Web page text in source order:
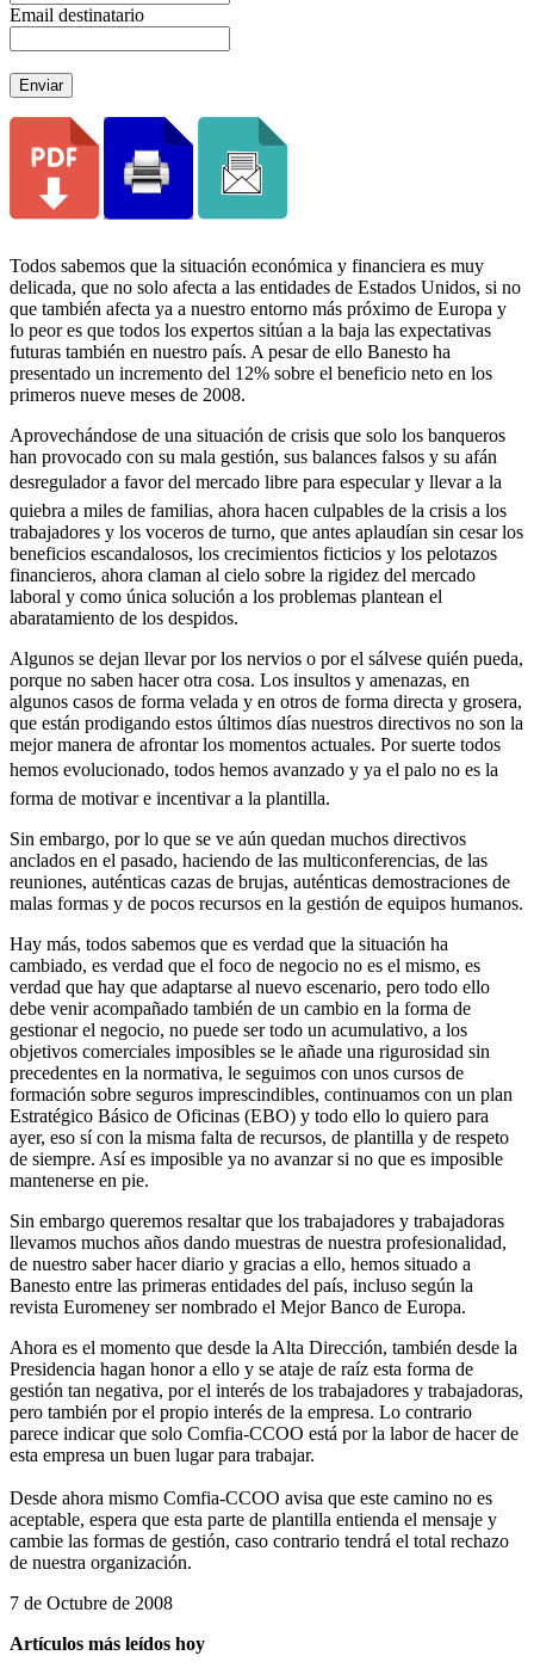
Email destinatario
Enviar
Todos sabemos que la situación económica y financiera es muy
delicada, que no solo afecta a las entidades de Estados Unidos, si no
que también afecta ya a nuestro entorno más próximo de Europa y
lo peor es que todos los expertos sitúan a la baja las expectativas
futuras también en nuestro país. A pesar de ello Banesto ha
presentado un incremento del 12% sobre el beneficio neto en los
primeros nueve meses de 2008.
Aprovechándose de una situación de crisis que solo los banqueros
han provocado con su mala gestión, sus balances falsos y su afán
desregulador a favor del mercado libre para especular y llevar a la
quiebra a miles de familias, ahora hacen culpables de la crisis a los
trabajadores y los voceros de turno, que antes aplaudían sin cesar los
beneficios escandalosos, los crecimientos ficticios y los pelotazos
financieros, ahora claman al cielo sobre la rigidez del mercado
laboral y como única solución a los problemas plantean el
abaratamiento de los despidos.
Algunos se dejan llevar por los nervios o por el sálvese quién pueda,
porque no saben hacer otra cosa. Los insultos y amenazas, en
algunos casos de forma velada y en otros de forma directa y grosera,
que están prodigando estos últimos días nuestros directivos no son la
mejor manera de afrontar los momentos actuales. Por suerte todos
hemos evolucionado, todos hemos avanzado y ya el palo no es la
forma de motivar e incentivar a la plantilla.
Sin embargo, por lo que se ve aún quedan muchos directivos
anclados en el pasado, haciendo de las multiconferencias, de las
reuniones, auténticas cazas de brujas, auténticas demostraciones de
malas formas y de pocos recursos en la gestión de equipos humanos.
Hay más, todos sabemos que es verdad que la situación ha
cambiado, es verdad que el foco de negocio no es el mismo, es
verdad que hay que adaptarse al nuevo escenario, pero todo ello
debe venir acompañado también de un cambio en la forma de
gestionar el negocio, no puede ser todo un acumulativo, a los
objetivos comerciales imposibles se le añade una rigurosidad sin
precedentes en la normativa, le seguimos con unos cursos de
formación sobre seguros imprescindibles, continuamos con un plan
Estratégico Básico de Oficinas (EBO) y todo ello lo quiero para
ayer, eso sí con la misma falta de recursos, de plantilla y de respeto
de siempre. Así es imposible ya no avanzar si no que es imposible
mantenerse en pie.
Sin embargo queremos resaltar que los trabajadores y trabajadoras
llevamos muchos años dando muestras de nuestra profesionalidad,
de nuestro saber hacer diario y gracias a ello, hemos situado a
Banesto entre las primeras entidades del país, incluso según la
revista Euromeney ser nombrado el Mejor Banco de Europa.
Ahora es el momento que desde la Alta Dirección, también desde la
Presidencia hagan honor a ello y se ataje de raíz esta forma de
gestión tan negativa, por el interés de los trabajadores y trabajadoras,
pero también por el propio interés de la empresa. Lo contrario
parece indicar que solo Comfia-CCOO está por la labor de hacer de
esta empresa un buen lugar para trabajar.
Desde ahora mismo Comfia-CCOO avisa que este camino no es
aceptable, espera que esta parte de plantilla entienda el mensaje y
cambie las formas de gestión, caso contrario tendrá el total rechazo
de nuestra organización.
7 de Octubre de 2008
Artículos más leídos hoy